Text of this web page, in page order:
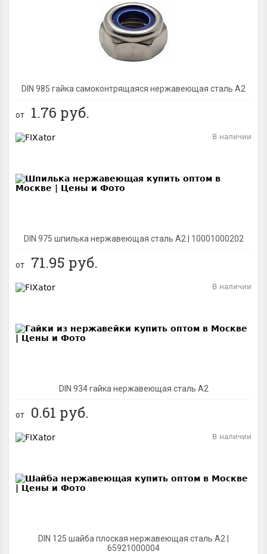
DIN 985 гайка самоконтрящаяся нержавеющая сталь A2
от 1.76 руб.
DIN 975 шпилька нержавеющая сталь A2 | 10001000202
В наличии
от 71.95 руб.
DIN 934 гайка нержавеющая сталь A2
В наличии
от 0.61 руб.
DIN 125 шайба плоская нержавеющая сталь A2 |
65921000004
В наличии